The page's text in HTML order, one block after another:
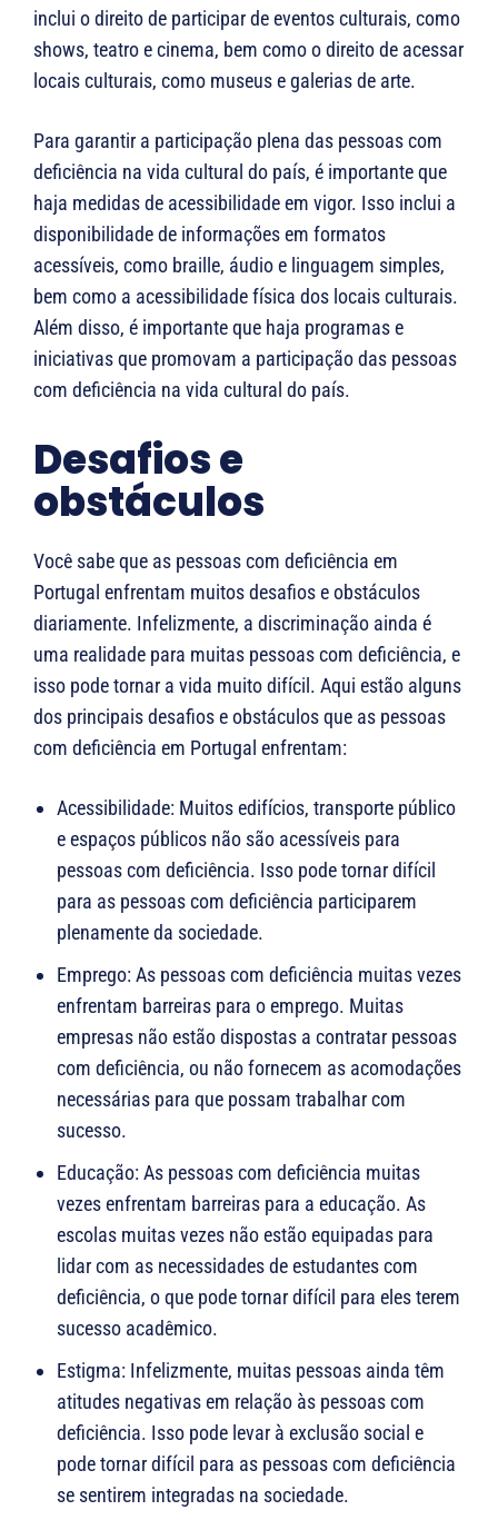
inclui o direito de participar de eventos culturais, como
shows, teatro e cinema, bem como o direito de acessar
locais culturais, como museus e galerias de arte.
Para garantir a participação plena das pessoas com
deficiência na vida cultural do país, é importante que
haja medidas de acessibilidade em vigor. Isso inclui a
disponibilidade de informações em formatos
acessíveis, como braille, áudio e linguagem simples,
bem como a acessibilidade física dos locais culturais.
Além disso, é importante que haja programas e
iniciativas que promovam a participação das pessoas
com deficiência na vida cultural do país.
Desafios e
obstáculos
Você sabe que as pessoas com deficiência em
Portugal enfrentam muitos desafios e obstáculos
diariamente. Infelizmente, a discriminação ainda é
uma realidade para muitas pessoas com deficiência, e
isso pode tornar a vida muito difícil. Aqui estão alguns
dos principais desafios e obstáculos que as pessoas
com deficiência em Portugal enfrentam:
Acessibilidade: Muitos edifícios, transporte público
e espaços públicos não são acessíveis para
pessoas com deficiência. Isso pode tornar difícil
para as pessoas com deficiência participarem
plenamente da sociedade.
Emprego: As pessoas com deficiência muitas vezes
enfrentam barreiras para o emprego. Muitas
empresas não estão dispostas a contratar pessoas
com deficiência, ou não fornecem as acomodações
necessárias para que possam trabalhar com
sucesso.
Educação: As pessoas com deficiência muitas
vezes enfrentam barreiras para a educação. As
escolas muitas vezes não estão equipadas para
lidar com as necessidades de estudantes com
deficiência, o que pode tornar difícil para eles terem
sucesso acadêmico.
Estigma: Infelizmente, muitas pessoas ainda têm
atitudes negativas em relação às pessoas com
deficiência. Isso pode levar à exclusão social e
pode tornar difícil para as pessoas com deficiência
se sentirem integradas na sociedade.